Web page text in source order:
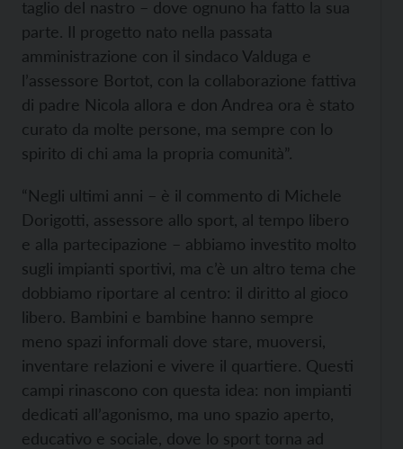
taglio del nastro – dove ognuno ha fatto la sua
parte. Il progetto nato nella passata
amministrazione con il sindaco Valduga e
l’assessore Bortot, con la collaborazione fattiva
di padre Nicola allora e don Andrea ora è stato
curato da molte persone, ma sempre con lo
spirito di chi ama la propria comunità”.
“Negli ultimi anni – è il commento di Michele
Dorigotti, assessore allo sport, al tempo libero
e alla partecipazione – abbiamo investito molto
sugli impianti sportivi, ma c’è un altro tema che
dobbiamo riportare al centro: il diritto al gioco
libero. Bambini e bambine hanno sempre
meno spazi informali dove stare, muoversi,
inventare relazioni e vivere il quartiere. Questi
campi rinascono con questa idea: non impianti
dedicati all’agonismo, ma uno spazio aperto,
educativo e sociale, dove lo sport torna ad